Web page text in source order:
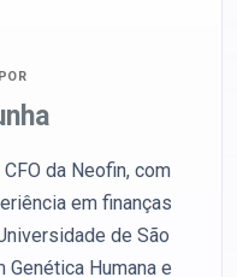
da Neofin, com
em finanças
de São
Humana e